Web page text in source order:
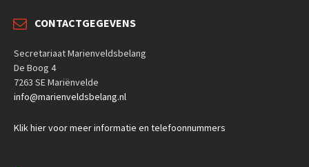
CONTACTGEGEVENS
Secretariaat Marienveldsbelang
De Boog 4
7263 SE Mariënvelde
info@marienveldsbelang.nl
Klik hier voor meer informatie en telefoonnummers